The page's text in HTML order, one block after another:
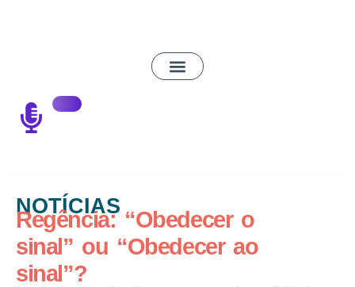
NOTÍCIAS
Regência: “Obedecer o
sinal” ou “Obedecer ao
sinal”?